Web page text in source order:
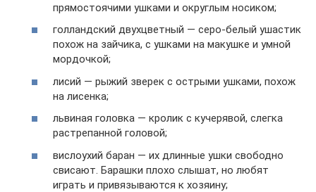
прямостоячими ушками и округлым носиком;
голландский двухцветный — серо-белый ушастик
похож на зайчика, с ушками на макушке и умной
мордочкой;
лисий — рыжий зверек с острыми ушками, похож
на лисенка;
львиная головка — кролик с кучерявой, слегка
растрепанной головой;
вислоухий баран — их длинные ушки свободно
свисают. Барашки плохо слышат, но любят
играть и привязываются к хозяину;